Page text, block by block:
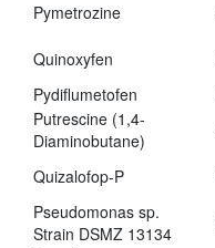
Pymetrozine
Quinoxyfen
Pydiflumetofen
Putrescine (1,4-
Diaminobutane)
Quizalofop-P
Pseudomonas sp.
Strain DSMZ 13134